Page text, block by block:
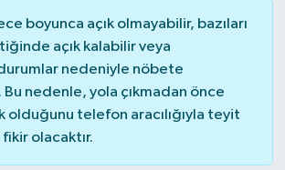
boyunca açık olmayabilir, bazıları
açık kalabilir veya
nedeniyle nöbete
nedenle, yola çıkmadan önce
olduğunu telefon aracılığıyla teyit
olacaktır.